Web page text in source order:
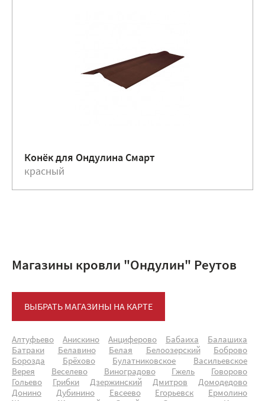
Конёк для Ондулина Смарт
красный
Магазины кровли "Ондулин" Реутов
ВЫБРАТЬ МАГАЗИНЫ НА КАРТЕ
Алтуфьево Анискино Анциферово Бабаиха
Балашиха
Батраки
Белавино Белая Белоозерский
Боброво
Борозда
Брёхово Булатниковское
Васильевское
Верея
Веселево Виноградово Гжель
Говорово
Гольево
Грибки Дзержинский Дмитров
Домодедово
Донино
Дубинино Евсеево Егорьевск
Ермолино